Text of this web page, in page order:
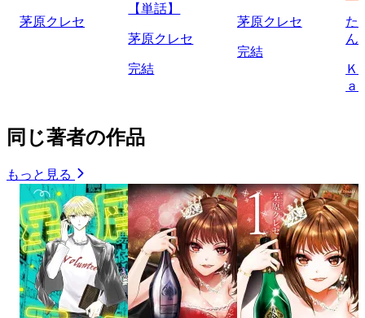
茅原クレセ
【単話】
茅原クレセ
完結
茅原クレセ
完結
た
ん
Ｋ
ａ
同じ著者の作品
もっと見る